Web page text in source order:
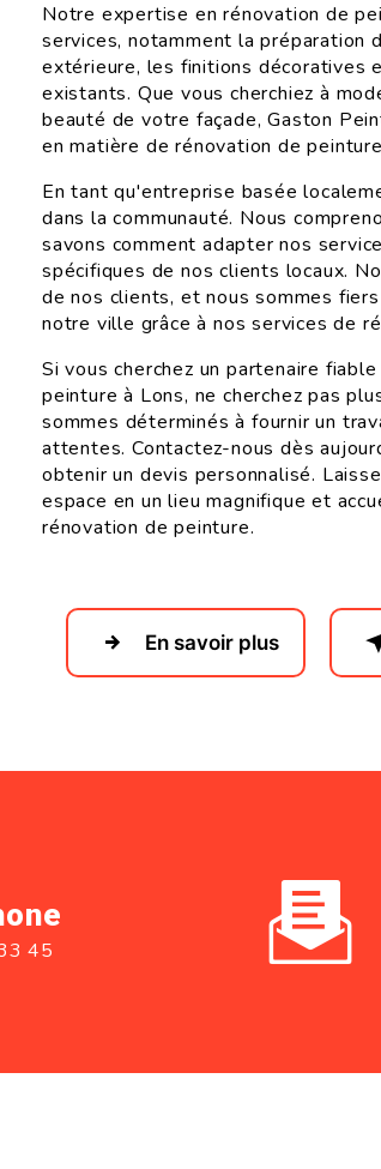
Notre expertise en rénovation de
services, notamment la préparation
extérieure, les finitions décoratives
existants. Que vous cherchiez à
beauté de votre façade, Gaston
en matière de rénovation de
En tant qu'entreprise basée
dans la communauté. Nous
savons comment adapter nos
spécifiques de nos clients locaux.
de nos clients, et nous sommes
notre ville grâce à nos services de
Si vous cherchez un partenaire
peinture à Lons, ne cherchez pas
sommes déterminés à fournir un
attentes. Contactez-nous dès
obtenir un devis personnalisé.
espace en un lieu magnifique et
rénovation de peinture.
En savoir plus
45